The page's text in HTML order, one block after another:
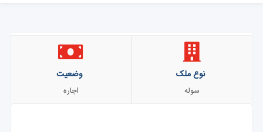
نوع ملک
سوله
وضعیت
اجاره